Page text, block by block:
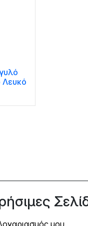
Λευκό